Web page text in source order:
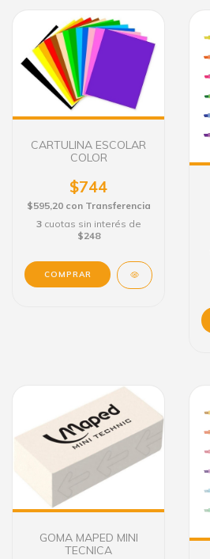
CARTULINA ESCOLAR
COLOR
$744
$595,20 con Transferencia
3 cuotas sin interés de
$248
COMPRAR
GOMA MAPED MINI
TECNICA